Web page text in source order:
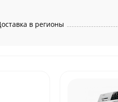
в регионы